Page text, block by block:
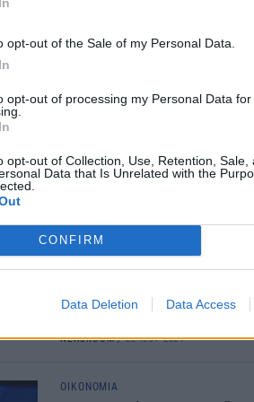
opt-out of the Sale of my Personal Data.
opt-out of processing my Personal Data for
opt-out of Collection, Use, Retention, Sale,
Data that Is Unrelated with the
CONFIRM
Data Deletion Data Access
Τι είπε ο υπουργός Επικρατείας
NEWSROOM/25 Ιουν 2024
Ζαχαράκη: Στη
φορολόγηση σε
«Το πρόγραμμα "Σπίτι μου"
εξαιρετικά καλά, και αυτή τη
εκατομμύρια ευρώ».
NEWSROOM/22 Ιουν 2024
ΟΙΚΟΝΟΜΙΑ